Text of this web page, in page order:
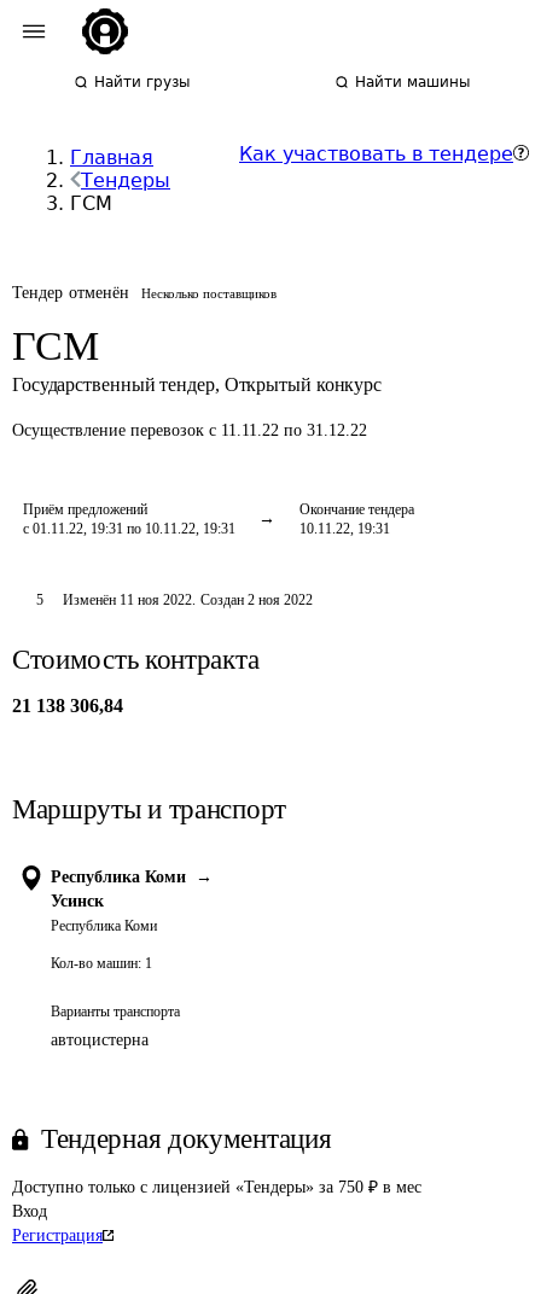
Найти грузы Найти машины
Главная
Тендеры
ГСМ
Как участвовать в тендере
Тендер отменён Несколько поставщиков
ГСМ
Государственный тендер, Открытый конкурс
Осуществление перевозок с 11.11.22 по 31.12.22
Приём предложений
с 01.11.22, 19:31 по 10.11.22, 19:31
Окончание тендера
10.11.22, 19:31
5 Изменён 11 ноя 2022. Создан 2 ноя 2022
Стоимость контракта
21 138 306,84
Маршруты и транспорт
Республика Коми
→
Усинск
Республика Коми
Кол-во машин: 1
Варианты транспорта
автоцистерна
Тендерная документация
Доступно только с лицензией «Тендеры» за 750 ₽ в мес
Вход
Регистрация